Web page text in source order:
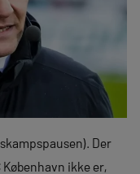
Der
ikke er,